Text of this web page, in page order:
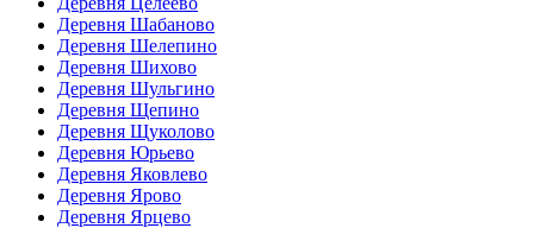
Деревня Шабаново
Деревня Шелепино
Деревня Шихово
Деревня Шульгино
Деревня Щепино
Деревня Щуколово
Деревня Юрьево
Деревня Яковлево
Деревня Ярово
Деревня Ярцево